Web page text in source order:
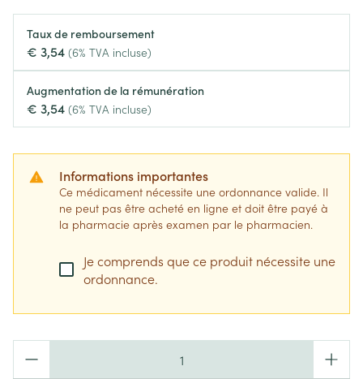
Taux de remboursement
€ 3,54 (6% TVA incluse)
Augmentation de la rémunération
€ 3,54 (6% TVA incluse)
Informations importantes
Ce médicament nécessite une ordonnance valide. Il
ne peut pas être acheté en ligne et doit être payé à
la pharmacie après examen par le pharmacien.
Je comprends que ce produit nécessite une
ordonnance.